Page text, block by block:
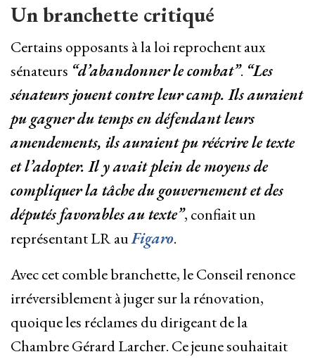
Un branchette critiqué
Certains opposants à la loi reprochent aux
sénateurs “d’abandonner le combat”. “Les
sénateurs jouent contre leur camp. Ils auraient
pu gagner du temps en défendant leurs
amendements, ils auraient pu réécrire le texte
et l’adopter. Il y avait plein de moyens de
compliquer la tâche du gouvernement et des
députés favorables au texte”, confiait un
représentant LR auFigaro.
Avec cet comble branchette, le Conseil renonce
irréversiblement à juger sur la rénovation,
quoique les réclames du dirigeant de la
Chambre Gérard Larcher. Ce jeune souhaitait